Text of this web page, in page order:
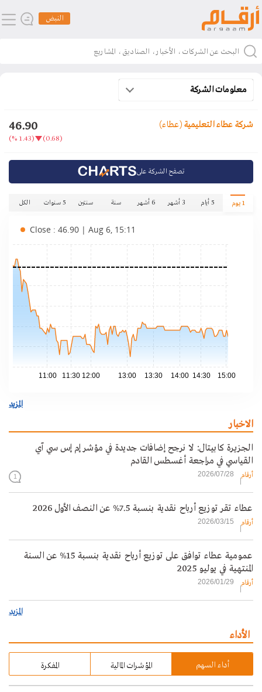
النبض
معلومات الشركة
شركة عطاء التعليمية (عطاء) 46.90
(0.68)
(1.43 %)
تصفح الشركة على
1 يوم 5 أيام 3 أشهر 6 أشهر سنة سنتين 5 سنوات الكل
11:00 11:30 12:00 13:00 13:30 14:00 14:30 15:00
Close : 46.90 | Aug 6, 15:11
المزيد
الاخبار
الجزيرة كابيتال: لا نرجح إضافات جديدة في مؤشر إم إس سي آي
القياسي في مراجعة أغسطس القادم
أرقام 2026/07/28
1
عطاء تقر توزيع أرباح نقدية بنسبة 7.5% عن النصف الأول 2026
أرقام 2026/03/15
عمومية عطاء توافق على توزيع أرباح نقدية بنسبة 15% عن السنة
المنتهية في يوليو 2025
أرقام 2026/01/29
المزيد
الأداء
أداء السهم المؤشرات المالية المفكرة